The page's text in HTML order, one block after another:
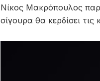
Νίκος Μακρόπουλος
σίγουρα θα κερδίσει τις